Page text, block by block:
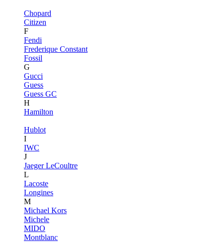
Chopard
Citizen
F
Fendi
Frederique Constant
Fossil
G
Gucci
Guess
Guess GC
H
Hamilton
Hublot
I
IWC
J
Jaeger LeCoultre
L
Lacoste
Longines
M
Michael Kors
Michele
MIDO
Montblanc